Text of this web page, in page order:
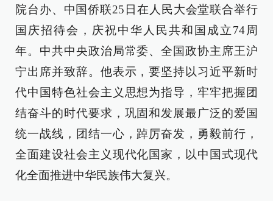
院台办、中国侨联25日在人民大会堂联合举行
国庆招待会，庆祝中华人民共和国成立74周
年。中共中央政治局常委、全国政协主席王沪
宁出席并致辞。他表示，要坚持以习近平新时
代中国特色社会主义思想为指导，牢牢把握团
结奋斗的时代要求，巩固和发展最广泛的爱国
统一战线，团结一心，踔厉奋发，勇毅前行，
全面建设社会主义现代化国家，以中国式现代
化全面推进中华民族伟大复兴。